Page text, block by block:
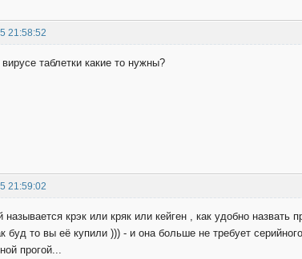
21:58:52
таблетки какие то нужны?
21:59:02
называется крэк или кряк или кейген , как удобно
буд то вы её купили ))) - и она больше не требует
прогой...